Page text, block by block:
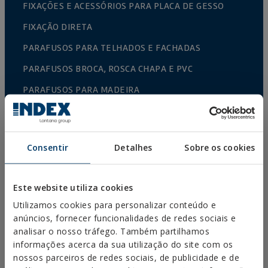
Consentir Detalhes Sobre os cookies
Este website utiliza cookies
Utilizamos cookies para personalizar conteúdo e
anúncios, fornecer funcionalidades de redes sociais e
analisar o nosso tráfego. Também partilhamos
informações acerca da sua utilização do site com os
nossos parceiros de redes sociais, de publicidade e de
FIXAÇÕES E ACESSÓRIOS PARA PLACA DE GESSO
FIXAÇÃO DIRETA
PARAFUSOS PARA TELHADOS E FACHADAS
PARAFUSOS BROCA, ROSCA CHAPA E PVC
PARAFUSOS PARA MADEIRA
ESCÁPULAS, PITÕES/CAMARÕES E PONTAS
CONETORES PARA MADEIRA
PARAFUSOS NORMALIZADOS
ABRAÇADEIRAS METÁLICAS PESADAS
ABRAÇADEIRAS METÁLICAS LEVES
SISTEMAS DE PROTEÇÃO CONTRA INCÊNDIOS
SUPORTES DE CALEIRA